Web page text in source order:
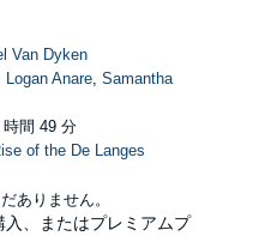
Van Dyken
Logan Anare, Samantha
間 49 分
of the De Langes
ありません。
入、またはプレミアムプ